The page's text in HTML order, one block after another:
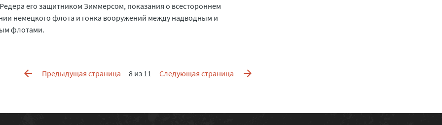
его защитником Зиммерсом, показания о всестороннем
немецкого флота и гонка вооружений между надводным и
флотами.
Предыдущая страница 8 из 11 Следующая страница